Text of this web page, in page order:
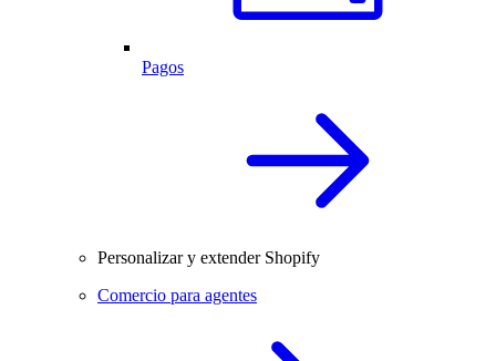
Pagos
Personalizar y extender Shopify
Comercio para agentes